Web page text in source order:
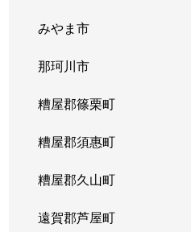
みやま市
那珂川市
糟屋郡篠栗町
糟屋郡須惠町
糟屋郡久山町
遠賀郡芦屋町